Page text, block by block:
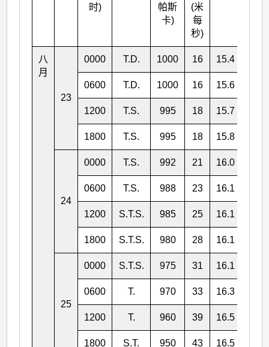
时)
帕斯
卡)
(米
每
秒)
八
月
23
0000 T.D. 1000 16 15.4
0600 T.D. 1000 16 15.6
1200 T.S. 995 18 15.7
1800 T.S. 995 18 15.8
24
0000 T.S. 992 21 16.0
0600 T.S. 988 23 16.1
1200 S.T.S. 985 25 16.1
1800 S.T.S. 980 28 16.1
25
0000 S.T.S. 975 31 16.1
0600 T. 970 33 16.3
1200 T. 960 39 16.5
1800 S.T. 950 43 16.5